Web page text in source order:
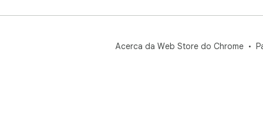
Acerca da Web Store do Chrome